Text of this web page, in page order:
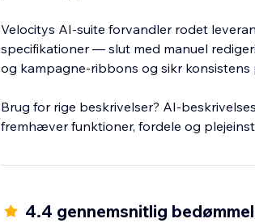
Velocitys AI-suite forvandler rodet
specifikationer — slut med manuel
og kampagne-ribbons og sikr
Brug for rige beskrivelser? AI-
fremhæver funktioner, fordele og
4.4 gennemsnitlig